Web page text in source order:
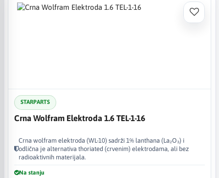
STARPARTS
Crna Wolfram Elektroda 1.6 TEL-1-16
Crna wolfram elektroda (WL-10) sadrži 1% lanthana (La₂O₃) i
odlična je alternativa thoriated (crvenim) elektrodama, ali bez
radioaktivnih materijala.
Na stanju